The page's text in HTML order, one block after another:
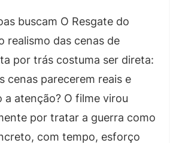
buscam O Resgate do
realismo das cenas de
por trás costuma ser direta:
cenas parecerem reais e
atenção? O filme virou
por tratar a guerra como
com tempo, esforço